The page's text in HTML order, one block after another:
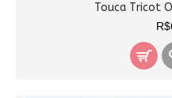
Touca Tricot